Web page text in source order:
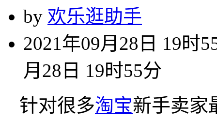
by 欢乐逛助手
2021年09月28日 19时
月28日 19时55分
针对很多淘宝新手卖家